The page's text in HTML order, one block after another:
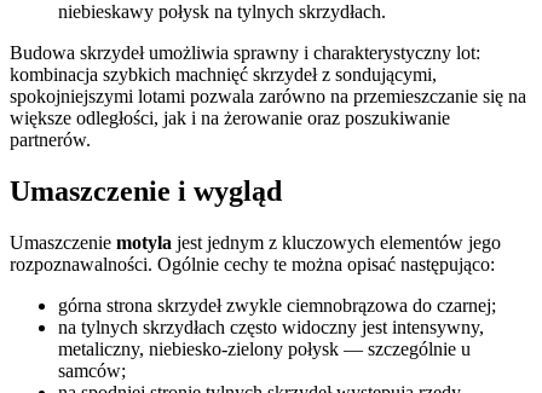
niebieskawy połysk na tylnych skrzydłach.
Budowa skrzydeł umożliwia sprawny i charakterystyczny lot:
kombinacja szybkich machnięć skrzydeł z sondującymi,
spokojniejszymi lotami pozwala zarówno na przemieszczanie się na
większe odległości, jak i na żerowanie oraz poszukiwanie
partnerów.
Umaszczenie i wygląd
Umaszczenie motyla jest jednym z kluczowych elementów jego
rozpoznawalności. Ogólnie cechy te można opisać następująco:
górna strona skrzydeł zwykle ciemnobrązowa do czarnej;
na tylnych skrzydłach często widoczny jest intensywny,
metaliczny, niebiesko-zielony połysk — szczególnie u
samców;